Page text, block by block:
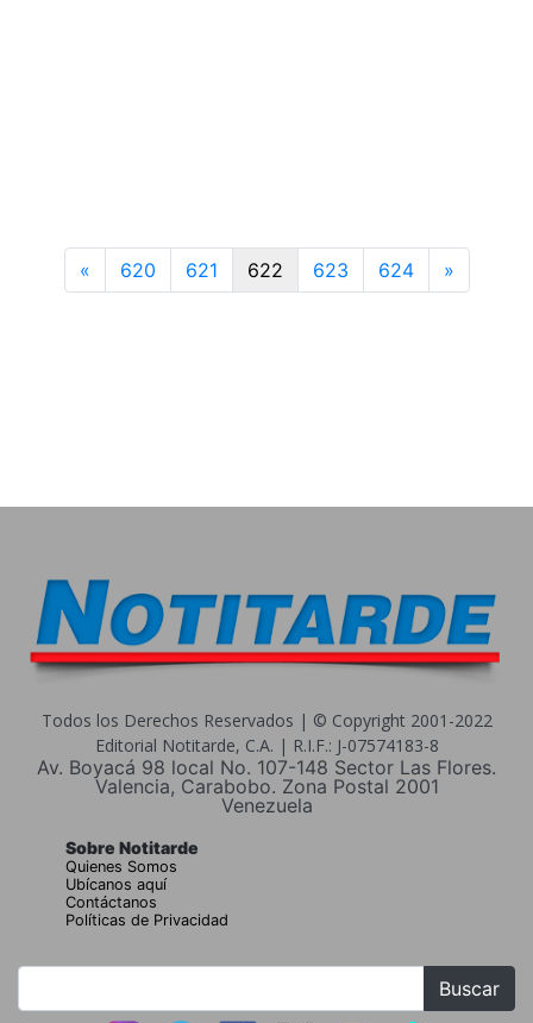
« Previous
620 621 622 623 624 »Next
Todos los Derechos Reservados | © Copyright 2001-2022
Editorial Notitarde, C.A. | R.I.F.: J-07574183-8
Av. Boyacá 98 local No. 107-148 Sector Las Flores.
Valencia, Carabobo. Zona Postal 2001
Venezuela
Sobre Notitarde
Quienes Somos
Ubícanos aquí
Contáctanos
Políticas de Privacidad
Buscar